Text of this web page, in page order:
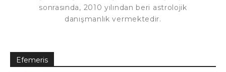
sonrasında, 2010 yılından beri astrolojik
danışmanlık vermektedir.
Efemeris